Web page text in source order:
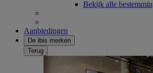
Bekijk alle
Aanbiedingen
De ibis merken
Terug